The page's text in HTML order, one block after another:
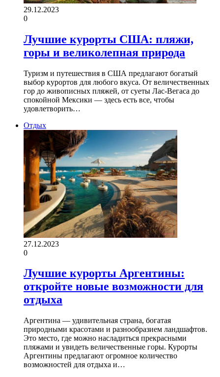
29.12.2023
0
Лучшие курорты США: пляжи,
горы и великолепная природа
Туризм и путешествия в США предлагают богатый
выбор курортов для любого вкуса. От величественных
гор до живописных пляжей, от суеты Лас-Вегаса до
спокойной Мексики — здесь есть все, чтобы
удовлетворить…
Отдых
27.12.2023
0
Лучшие курорты Аргентины:
откройте новые возможности для
отдыха
Аргентина — удивительная страна, богатая
природными красотами и разнообразием ландшафтов.
Это место, где можно насладиться прекрасными
пляжами и увидеть величественные горы. Курорты
Аргентины предлагают огромное количество
возможностей для отдыха и…